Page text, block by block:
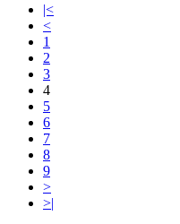
|<
<
1
2
3
4
5
6
7
8
9
>
>|